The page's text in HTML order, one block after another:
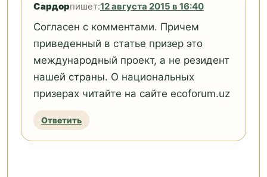
Сардорпишет:12 августа 2015 в 16:40
Согласен с комментами. Причем
приведенный в статье призер это
международный проект, а не резидент
нашей страны. О национальных
призерах читайте на сайте ecoforum.uz
Ответить